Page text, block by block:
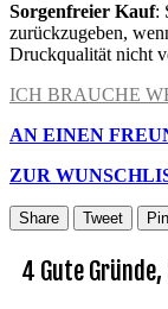
Sorgenfreier Kauf:
zurückzugeben,
Druckqualität nicht
ICH BRAUCHE
AN EINEN
ZUR
Share Tweet
4 Gute